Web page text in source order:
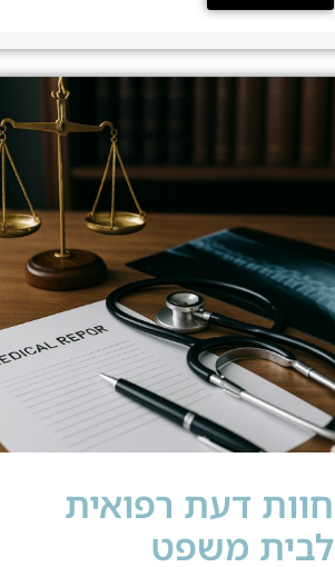
חוות דעת רפואית
לבית משפט